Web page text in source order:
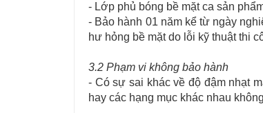
- Lớp phủ bóng bề mặt ca sản
- Bảo hành 01 năm kể từ ngày
hư hỏng bề mặt do lỗi kỹ thuật thi
3.2 Phạm vi không bảo hành
- Có sự sai khác về độ đậm nhạt
hay các hạng mục khác nhau